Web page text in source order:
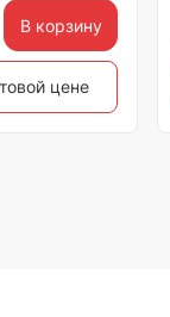
В корзину
цене